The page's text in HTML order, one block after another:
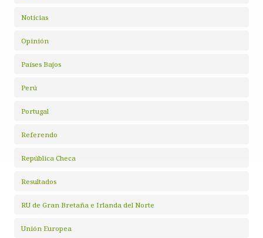
Noticias
Opinión
Países Bajos
Perú
Portugal
Referendo
República Checa
Resultados
RU de Gran Bretaña e Irlanda del Norte
Unión Europea